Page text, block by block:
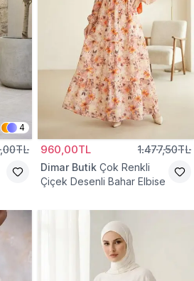
4
960,00TL 1.477,50TL
Dimar Butik Çok Renkli
Çiçek Desenli Bahar Elbise